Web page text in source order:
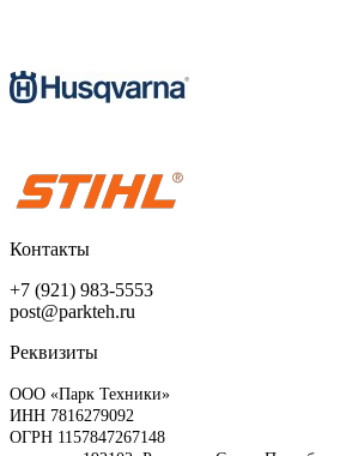
Контакты
+7 (921) 983-5553
post@parkteh.ru
Реквизиты
ООО «Парк Техники»
ИНН 7816279092
ОГРН 1157847267148